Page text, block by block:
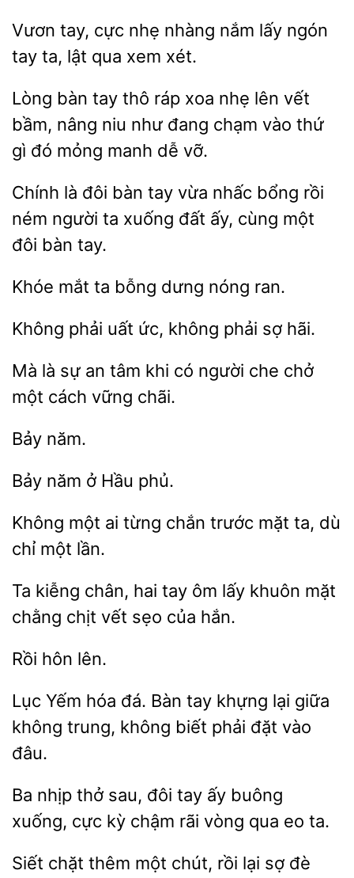
Vươn tay, cực nhẹ
nắm lấy ngón
ta,
qua xem xét.
Lòng bàn tay thô ráp xoa nhẹ lên vết
bầm,
như đang chạm vào thứ
gì đó mỏng manh dễ
Chính là đôi bàn tay vừa nhấc bổng rồi
ném người ta
đất ấy, cùng một
tay.
bỗng dưng nóng ran.
Không phải ức, phải sợ
Mà là sự
tâm khi có người che
một cách
chãi.
ở phủ.
Không ai
chắn trước mặt ta,
chỉ một lần.
kiễng chân, hai
ôm lấy khuôn mặt
chằng chịt vết sẹo của
Lục Yếm hóa đá. Bàn tay khựng lại giữa
không biết phải đặt
đâu.
Ba nhịp
sau, đôi tay ấy buông
xuống, cực
chậm vòng qua eo ta.
Siết chặt thêm một chút, rồi lại
đè